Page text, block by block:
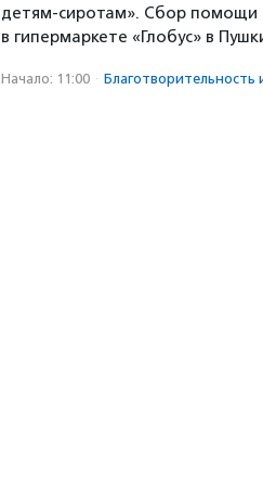
детям-сиротам». Сбор
в гипермаркете «Глобус» в
Начало: 11:00 · Благотвори­тель­ность